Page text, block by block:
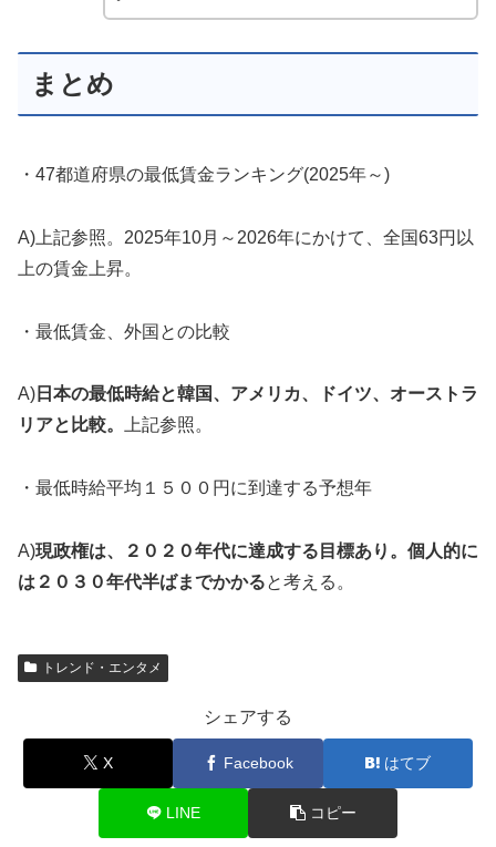
まとめ
・47都道府県の最低賃金ランキング(2025年～)
A)上記参照。2025年10月～2026年にかけて、全国63円以
上の賃金上昇。
・最低賃金、外国との比較
A) 日本の最低時給と韓国、アメリカ、ドイツ、オーストラ
リアと比較。
上記参照。
・最低時給平均１５００円に到達する予想年
A)現政権は、２０２０年代に達成する目標あり。個人的に
は２０３０年代半ばまでかかると考える。
トレンド・エンタメ
シェアする
X Facebook はてブ
LINE コピー